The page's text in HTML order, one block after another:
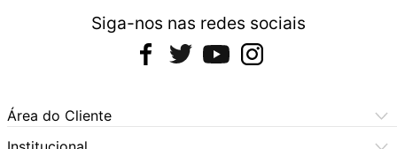
Siga-nos nas redes sociais
Área do Cliente
Meus Pedidos